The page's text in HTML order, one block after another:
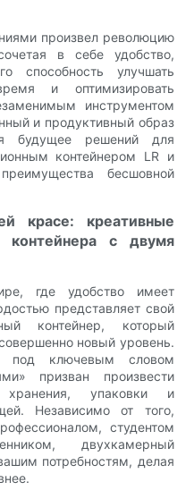
произвел революцию
в себе удобство,
способность улучшать
и оптимизировать
инструментом
и продуктивный образ
будущее решений для
контейнером LR и
бесшовной
красе: креативные
контейнера с двумя
где удобство имеет
представляет свой
контейнер, который
новый уровень.
под ключевым словом
призван произвести
упаковки и
Независимо от того,
студентом
двухкамерный
потребностям, делая